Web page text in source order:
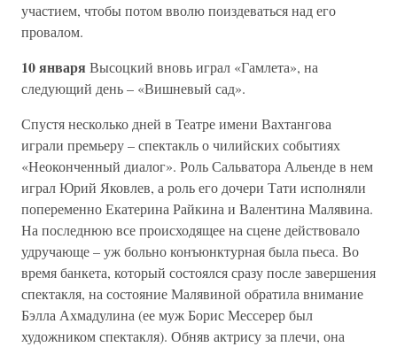
участием, чтобы потом вволю поиздеваться над его
провалом.
10 января Высоцкий вновь играл «Гамлета», на
следующий день – «Вишневый сад».
Спустя несколько дней в Театре имени Вахтангова
играли премьеру – спектакль о чилийских событиях
«Неоконченный диалог». Роль Сальватора Альенде в нем
играл Юрий Яковлев, а роль его дочери Тати исполняли
попеременно Екатерина Райкина и Валентина Малявина.
На последнюю все происходящее на сцене действовало
удручающе – уж больно конъюнктурная была пьеса. Во
время банкета, который состоялся сразу после завершения
спектакля, на состояние Малявиной обратила внимание
Бэлла Ахмадулина (ее муж Борис Мессерер был
художником спектакля). Обняв актрису за плечи, она